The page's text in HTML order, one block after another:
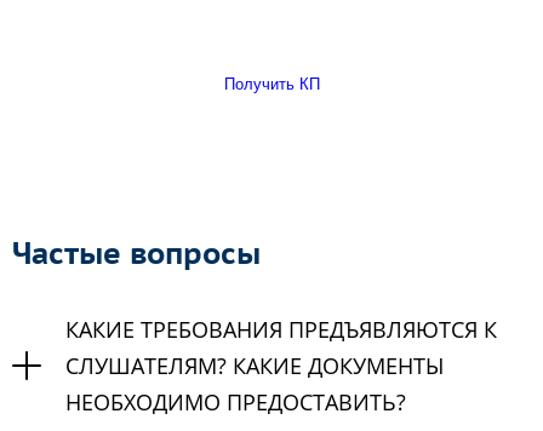
Получить КП
Частые вопросы
КАКИЕ ТРЕБОВАНИЯ ПРЕДЪЯВЛЯЮТСЯ К
СЛУШАТЕЛЯМ? КАКИЕ ДОКУМЕНТЫ
НЕОБХОДИМО ПРЕДОСТАВИТЬ?